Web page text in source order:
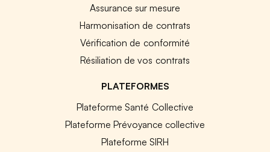
Assurance sur mesure
Harmonisation de contrats
Vérification de conformité
Résiliation de vos contrats
PLATEFORMES
Plateforme Santé Collective
Plateforme Prévoyance collective
Plateforme SIRH